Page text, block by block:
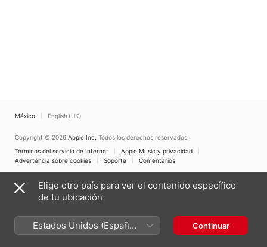
México English (UK)
Copyright © 2026 Apple Inc. Todos los derechos reservados.
Términos del servicio de Internet
Apple Music y privacidad
Advertencia sobre cookies
Soporte Comentarios
Elige otro país para ver el contenido específico
de tu ubicación
Estados Unidos (Español
México)
Continuar